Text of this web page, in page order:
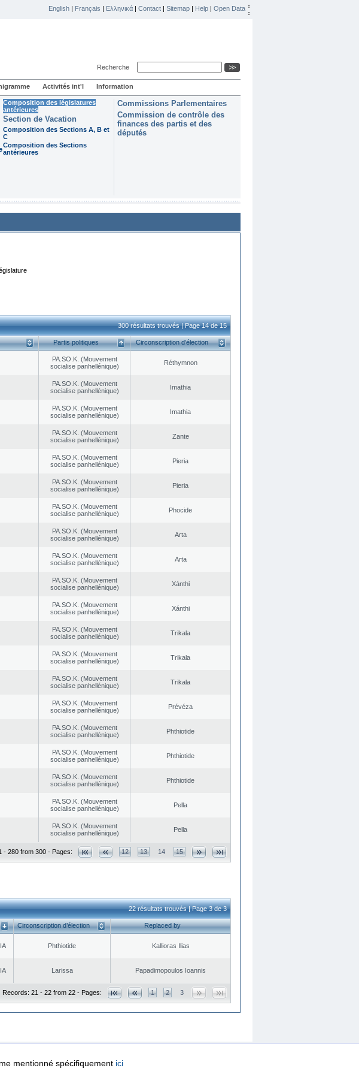
English | Français | Ελληνικά | Contact | Sitemap | Help | Open Data
Recherche
Activités int'l Information
Composition des législatures
antérieures
Section de Vacation
Composition des Sections A, B et
C
Composition des Sections
antérieures
Commissions Parlementaires
Commission de contrôle des
finances des partis et des
députés
300 résultats trouvés | Page 14 de 15
Partis politiques Circonscription d’élection
PA.SO.K. (Mouvement
socialise panhellénique)
Réthymnon
PA.SO.K. (Mouvement
socialise panhellénique)
Imathia
PA.SO.K. (Mouvement
socialise panhellénique)
Imathia
PA.SO.K. (Mouvement
socialise panhellénique)
Zante
PA.SO.K. (Mouvement
socialise panhellénique)
Pieria
PA.SO.K. (Mouvement
socialise panhellénique)
Pieria
PA.SO.K. (Mouvement
socialise panhellénique)
Phocide
PA.SO.K. (Mouvement
socialise panhellénique)
Arta
PA.SO.K. (Mouvement
socialise panhellénique)
Arta
PA.SO.K. (Mouvement
socialise panhellénique)
Xánthi
PA.SO.K. (Mouvement
socialise panhellénique)
Xánthi
PA.SO.K. (Mouvement
socialise panhellénique)
Trikala
PA.SO.K. (Mouvement
socialise panhellénique)
Trikala
PA.SO.K. (Mouvement
socialise panhellénique)
Trikala
PA.SO.K. (Mouvement
socialise panhellénique)
Prévéza
PA.SO.K. (Mouvement
socialise panhellénique)
Phthiotide
PA.SO.K. (Mouvement
socialise panhellénique)
Phthiotide
PA.SO.K. (Mouvement
socialise panhellénique)
Phthiotide
PA.SO.K. (Mouvement
socialise panhellénique)
Pella
PA.SO.K. (Mouvement
socialise panhellénique)
Pella
- 280 from 300 - Pages: 12 13 14 15
22 résultats trouvés | Page 3 de 3
Circonscription d’élection Replaced by
Phthiotide Kallioras Ilias
Larissa Papadimopoulos Ioannis
Records: 21 - 22 from 22 - Pages: 1 2 3
mentionné spécifiquement ici